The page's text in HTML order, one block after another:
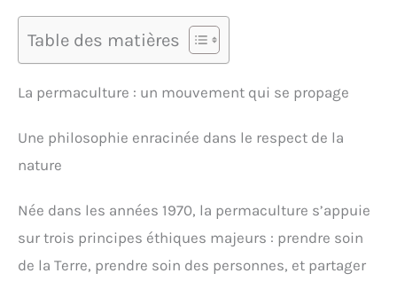
Table des matières
La permaculture : un mouvement qui se propage
Une philosophie enracinée dans le respect de la
nature
Née dans les années 1970, la permaculture s’appuie
sur trois principes éthiques majeurs : prendre soin
de la Terre, prendre soin des personnes, et partager